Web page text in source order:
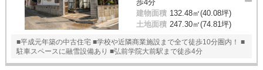
歩4分
建物面積 132.48㎡(40.08坪)
土地面積 247.30㎡(74.81坪)
■平成元年築の中古住宅 ■学校や近隣商業施設まで全て徒歩10分圏内！ ■
駐車スペースに融雪設備あり ■弘前学院大前駅まで徒歩4分